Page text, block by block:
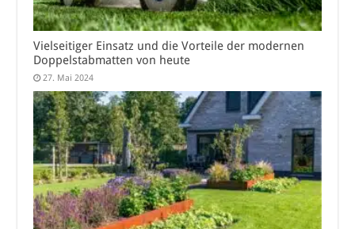
Vielseitiger Einsatz und die Vorteile der modernen
Doppelstabmatten von heute
27. Mai 2024